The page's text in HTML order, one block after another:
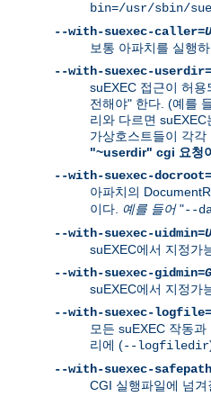
bin=/usr/sbin/
--with-suexec-caller=
보통 아파치를 실행
--with-suexec-userdir=
suEXEC 접근이 허
전해야" 한다. (예를
리와 다르면
가상호스트들이 각
"~userdir" cgi 요청
--with-suexec-docroot=
아파치의
이다. 예를 들어"--
--with-suexec-uidmin=
suEXEC에서 지정가
--with-suexec-gidmin=
suEXEC에서 지정가
--with-suexec-logfile=
모든 suEXEC 작동
리에 (--logfiledir
--with-suexec-
CGI 실행파일에 넘